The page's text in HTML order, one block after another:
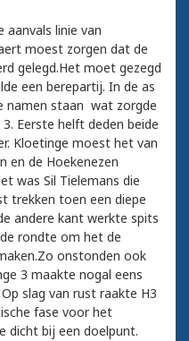
aanvals linie van
moest zorgen dat de
gelegd.Het moet gezegd
een berepartij. In de as
namen staan wat zorgde
Eerste helft deden beide
Kloetinge moest het van
en de Hoekenezen
was Sil Tielemans die
trekken toen een diepe
andere kant werkte spits
rondte om het de
onstonden ook
3 maakte nogal eens
slag van rust raakte H3
fase voor het
dicht bij een doelpunt.